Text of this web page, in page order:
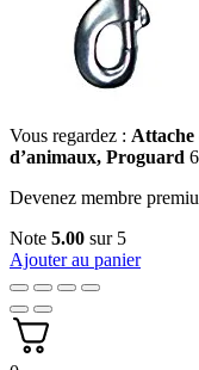
Vous regardez :
d’animaux, Proguard
Devenez membre
Note 5.00 sur 5
Ajouter au panier